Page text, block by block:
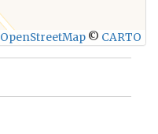
OpenStreetMap © CARTO